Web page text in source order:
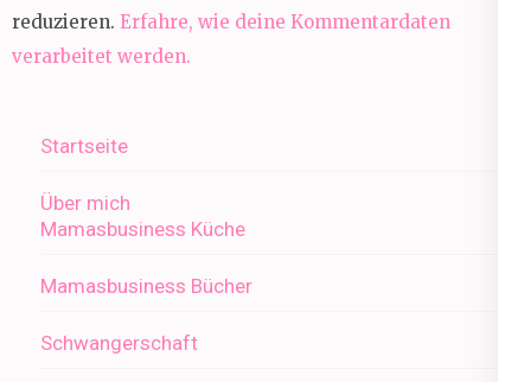
reduzieren. Erfahre, wie deine Kommentardaten
verarbeitet werden.
Startseite
Über mich
Mamasbusiness Küche
Mamasbusiness Bücher
Schwangerschaft